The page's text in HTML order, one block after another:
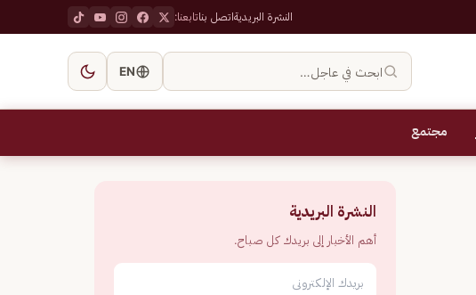
النشرة البريديةاتصل بناتابعنا:
ابحث في عاجل… EN
مجتمع
النشرة البريدية
أهم الأخبار إلى بريدك كل صباح.